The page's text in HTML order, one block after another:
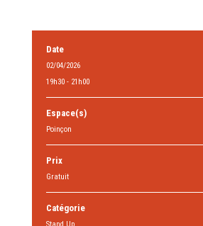
Date
02/04/2026
19h30 - 21h00
Espace(s)
Poinçon
Prix
Gratuit
Catégorie